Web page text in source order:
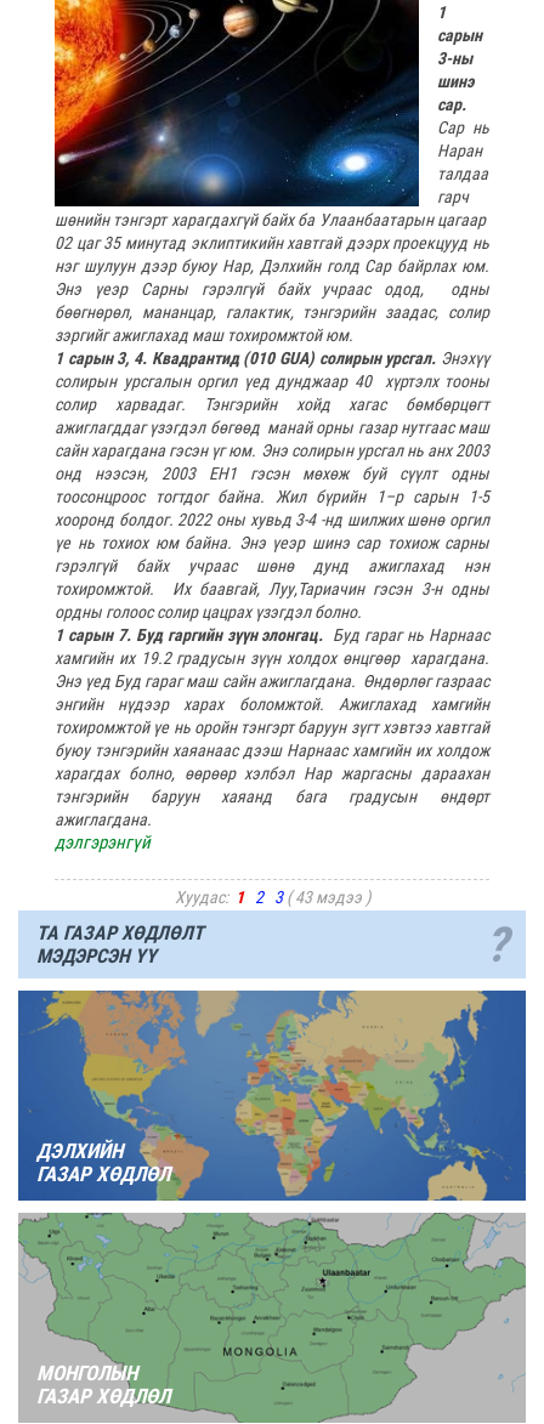
1
сарын
3-ны
шинэ
сар.
Сар нь
Наран
талдаа
гарч
шөнийн тэнгэрт харагдахгүй байх ба Улаанбаатарын цагаар
02 цаг 35 минутад эклиптикийн хавтгай дээрх проекцууд нь
нэг шулуун дээр буюу Нар, Дэлхийн голд Сар байрлах юм.
Энэ үеэр Сарны гэрэлгүй байх учраас одод, одны
бөөгнөрөл, мананцар, галактик, тэнгэрийн заадас, солир
зэргийг ажиглахад маш тохиромжтой юм.
1 сарын 3, 4. Квадрантид (010 GUA) солирын урсгал. Энэхүү
солирын урсгалын оргил үед дунджаар 40 хүртэлх тооны
солир харвадаг. Тэнгэрийн хойд хагас бөмбөрцөгт
ажиглагддаг үзэгдэл бөгөөд манай орны газар нутгаас маш
сайн харагдана гэсэн үг юм. Энэ солирын урсгал нь анх 2003
онд нээсэн, 2003 EH1 гэсэн мөхөж буй сүүлт одны
тоосонцроос тогтдог байна. Жил бүрийн 1–р сарын 1-5
хооронд болдог. 2022 оны хувьд 3-4 -нд шилжих шөнө оргил
үе нь тохиох юм байна. Энэ үеэр шинэ сар тохиож сарны
гэрэлгүй байх учраас шөнө дунд ажиглахад нэн
тохиромжтой. Их баавгай, Луу,Тариачин гэсэн 3-н одны
ордны голоос солир цацрах үзэгдэл болно.
1 сарын 7. Буд гаргийн зүүн элонгац. Буд гараг нь Нарнаас
хамгийн их 19.2 градусын зүүн холдох өнцгөөр харагдана.
Энэ үед Буд гараг маш сайн ажиглагдана. Өндөрлөг газраас
энгийн нүдээр харах боломжтой. Ажиглахад хамгийн
тохиромжтой үе нь оройн тэнгэрт баруун зүгт хэвтээ хавтгай
буюу тэнгэрийн хаяанаас дээш Нарнаас хамгийн их холдож
харагдах болно, өөрөөр хэлбэл Нар жаргасны дараахан
тэнгэрийн баруун хаяанд бага градусын өндөрт
ажиглагдана.
дэлгэрэнгүй
Хуудас: 1 2 3 ( 43 мэдээ )
ТА ГАЗАР ХӨДЛӨЛТ
МЭДЭРСЭН ҮҮ
?
ДЭЛХИЙН
ГАЗАР ХӨДЛӨЛ
МОНГОЛЫН
ГАЗАР ХӨДЛӨЛ